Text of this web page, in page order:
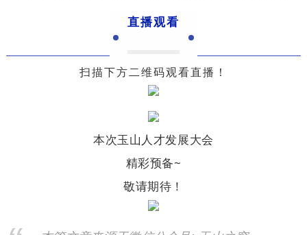
直播观看
扫描下方二维码观看直播！
本次玉山 人才发展大会
精彩预备~
敬请期待！